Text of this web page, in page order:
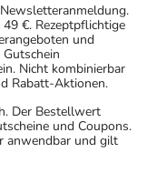
€. Rezeptpflichtige
und
Nicht kombinierbar
Rabatt-Aktionen.
Der Bestellwert
und Coupons.
anwendbar und gilt